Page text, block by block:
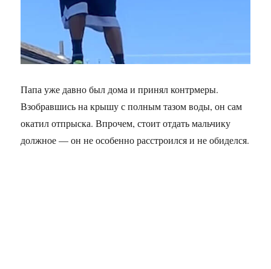
Папа уже давно был дома и принял контрмеры.
Взобравшись на крышу с полным тазом воды, он сам
окатил отпрыска. Впрочем, стоит отдать мальчику
должное — он не особенно расстроился и не обиделся.